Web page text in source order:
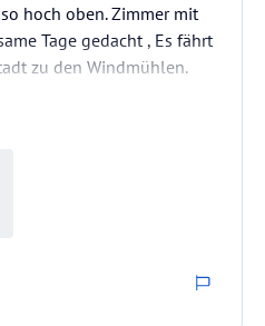
hoch oben. Zimmer mit
Tage gedacht , Es fährt
zu den Windmühlen.